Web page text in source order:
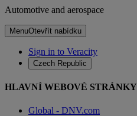
Automotive and aerospace
MenuOtevřít nabídku
Sign in to Veracity
Czech Republic
HLAVNÍ WEBOVÉ STRÁNKY
Global - DNV.com